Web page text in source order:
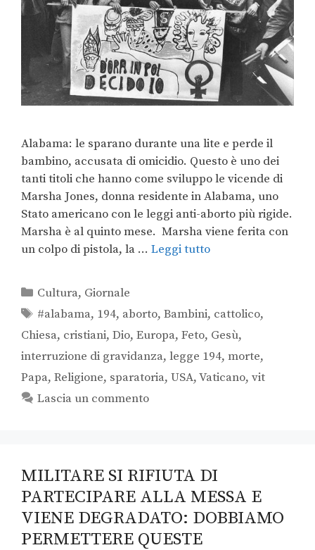
Alabama: le sparano durante una lite e perde il
bambino, accusata di omicidio. Questo è uno dei
tanti titoli che hanno come sviluppo le vicende di
Marsha Jones, donna residente in Alabama, uno
Stato americano con le leggi anti-aborto più rigide.
Marsha è al quinto mese. Marsha viene ferita con
un colpo di pistola, la … Leggi tutto
Cultura, Giornale
#alabama, 194, aborto,Bambini, cattolico,
Chiesa, cristiani, Dio, Europa, Feto, Gesù,
interruzione di gravidanza, legge 194, morte,
Papa, Religione, sparatoria, USA,Vaticano, vit
Lascia un commento
MILITARE SI RIFIUTA DI
PARTECIPARE ALLA MESSA E
VIENE DEGRADATO: DOBBIAMO
PERMETTERE QUESTE